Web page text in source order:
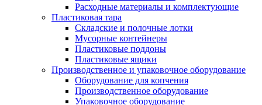
Расходные материалы и комплектующие
Пластиковая тара
Складские и полочные лотки
Мусорные контейнеры
Пластиковые поддоны
Пластиковые ящики
Производственное и упаковочное оборудование
Оборудование для копчения
Производственное оборудование
Упаковочное оборудование